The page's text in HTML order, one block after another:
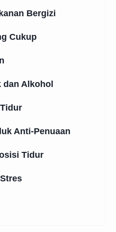
Bergizi
Cukup
Alkohol
Anti-Penuaan
Tidur